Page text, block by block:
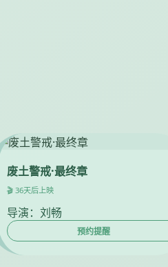
废土警戒·最终章
🎬 36天后上映
导演：刘畅
预约提醒